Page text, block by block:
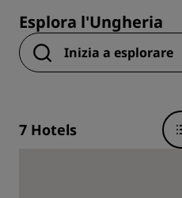
Esplora l'Ungheria
7 Hotels